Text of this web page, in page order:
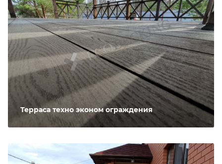
Терраса техно эконом ограждения